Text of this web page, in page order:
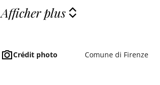
Afficher plus
Crédit photo Comune di Firenze